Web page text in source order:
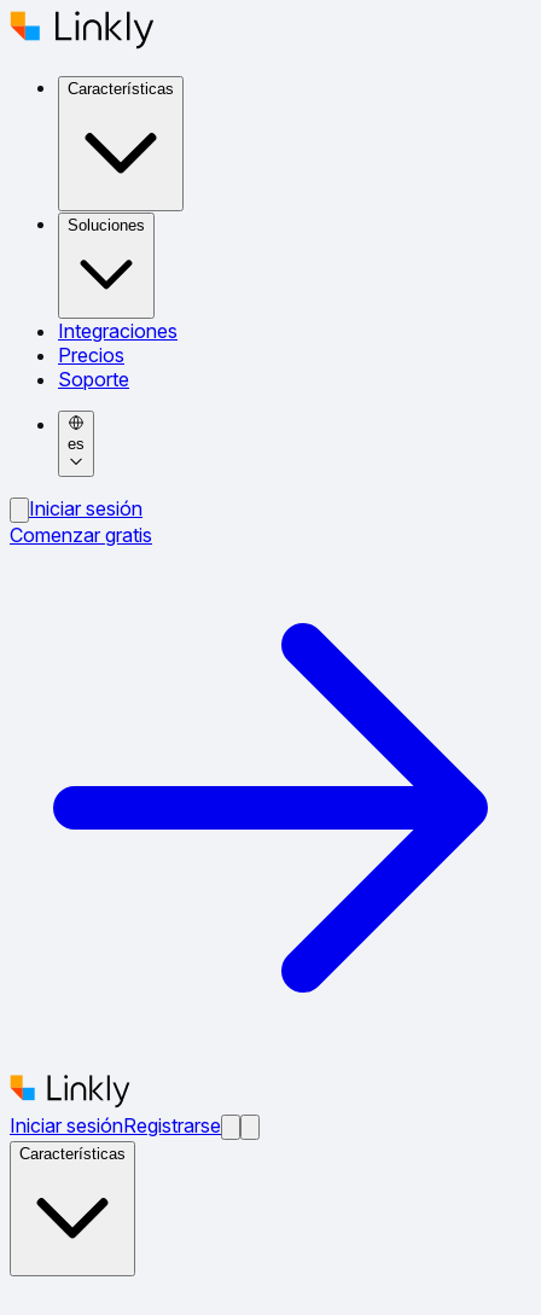
Características
Soluciones
Integraciones
Precios
Soporte
es
Iniciar sesión
Comenzar gratis
Iniciar sesiónRegistrarse
Características